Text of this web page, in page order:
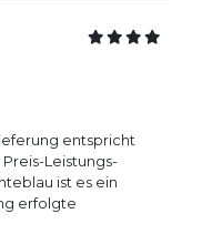
entspricht
Leistungs-
ist es ein
erfolgte